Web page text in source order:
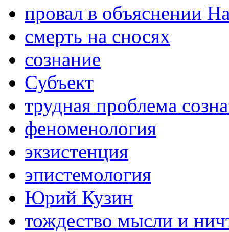
провал в объяснении
смерть на сносях
сознание
Субъект
трудная проблема
феноменология
экзистенция
эпистемология
Юрий Кузин
тождество мысли и